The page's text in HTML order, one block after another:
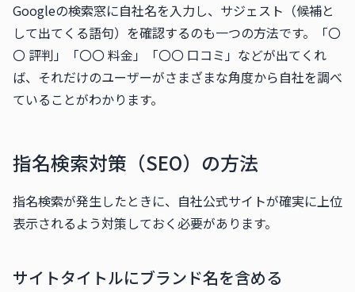
Googleの検索窓に自社名を入力し、サジェスト（候補と
して出てくる語句）を確認するのも一つの方法です。「〇
〇 評判」「〇〇 料金」「〇〇 口コミ」などが出てくれ
ば、それだけのユーザーがさまざまな角度から自社を調べ
ていることがわかります。
指名検索対策（SEO）の方法
指名検索が発生したときに、自社公式サイトが確実に上位
表示されるよう対策しておく必要があります。
サイトタイトルにブランド名を含める